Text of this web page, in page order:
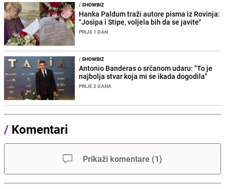
/SHOWBIZ
Hanka Paldum traži autore pisma iz Rovinja:
"Josipa i Stipe, voljela bih da se javite"
PRIJE 1 DAN
/SHOWBIZ
Antonio Banderas o srčanom udaru: "To je
najbolja stvar koja mi se ikada dogodila"
PRIJE 2 DANA
/ Komentari
Prikaži komentare (1)